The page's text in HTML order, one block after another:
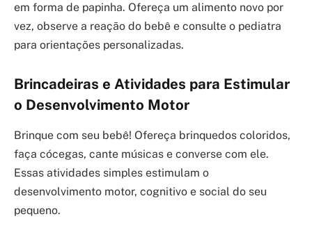
em forma de papinha. Ofereça um alimento novo por
vez, observe a reação do bebê e consulte o pediatra
para orientações personalizadas.
Brincadeiras e Atividades para Estimular
o Desenvolvimento Motor
Brinque com seu bebê! Ofereça brinquedos coloridos,
faça cócegas, cante músicas e converse com ele.
Essas atividades simples estimulam o
desenvolvimento motor, cognitivo e social do seu
pequeno.